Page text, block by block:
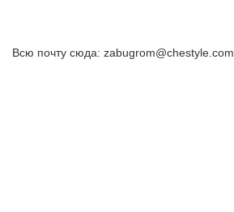
Всю почту сюда: zabugrom@chestyle.com